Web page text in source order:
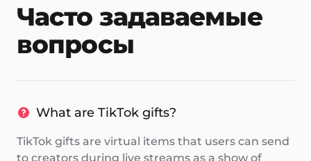
Часто задаваемые
вопросы
What are TikTok gifts?
TikTok gifts are virtual items that users can send
to creators during live streams as a show of